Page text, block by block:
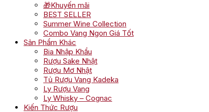
🎁Khuyến mãi
BEST SELLER
Summer Wine Collection
Combo Vang Ngon Giá Tốt
Sản Phẩm Khác
Bia Nhập Khẩu
Rượu Sake Nhật
Rượu Mơ Nhật
Tủ Rượu Vang Kadeka
Ly Rượu Vang
Ly Whisky – Cognac
Kiến Thức Rượu